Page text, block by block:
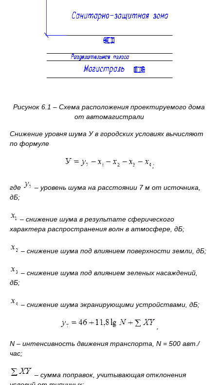
Рисунок 6.1 – Схема расположения проектируемого дома
от автомагистрали
Снижение уровня шума У в городских условиях вычисляют
по формуле
;
где
– уровень шума на расстоянии 7 м от источника,
дБ;
– снижение шума в результате сферического
характера распространения волн в атмосфере, дБ;
– снижение шума под влиянием поверхности земли, дБ;
– снижение шума под влиянием зеленых насаждений,
дБ;
– снижение шума экранирующими устройствами, дБ;
N – интенсивность движения транспорта, N = 500 авт./
час;
– сумма поправок, учитывающая отклонения